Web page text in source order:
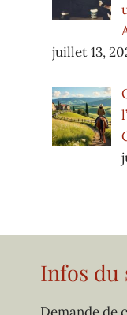
juillet 13,
Infos du